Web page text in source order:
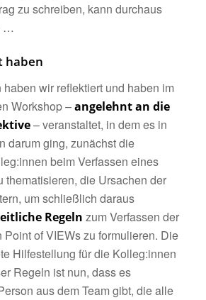
zu schreiben, kann durchaus
…
haben
wir reflektiert und haben im
Workshop –angelehnt an die
– veranstaltet, in dem es in
darum ging, zunächst die
beim Verfassen eines
thematisieren, die Ursachen der
um schließlich daraus
Regeln zum Verfassen der
of VIEWs zu formulieren. Die
Hilfestellung für die Kolleg:innen
Regeln ist nun, dass es
aus dem Team gibt, die alle